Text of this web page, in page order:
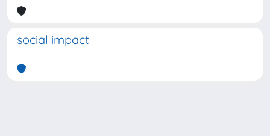
social impact